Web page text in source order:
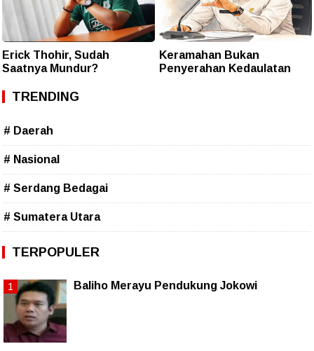
Erick Thohir, Sudah
Saatnya Mundur?
Keramahan Bukan
Penyerahan Kedaulatan
TRENDING
# Daerah
# Nasional
# Serdang Bedagai
# Sumatera Utara
TERPOPULER
Baliho Merayu Pendukung Jokowi